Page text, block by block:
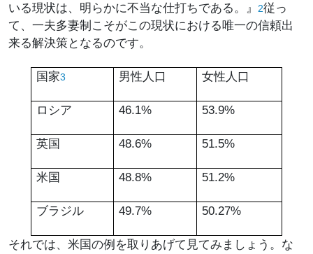
いる現状は、明らかに不当な仕打ちである。』
2従っ
て、一夫多妻制こそがこの現状における唯一の信頼出
来る解決策となるのです。
国家3 男性人口 女性人口
ロシア 46.1% 53.9%
英国 48.6% 51.5%
米国 48.8% 51.2%
ブラジル 49.7% 50.27%
それでは、米国の例を取りあげて見てみましょう。な